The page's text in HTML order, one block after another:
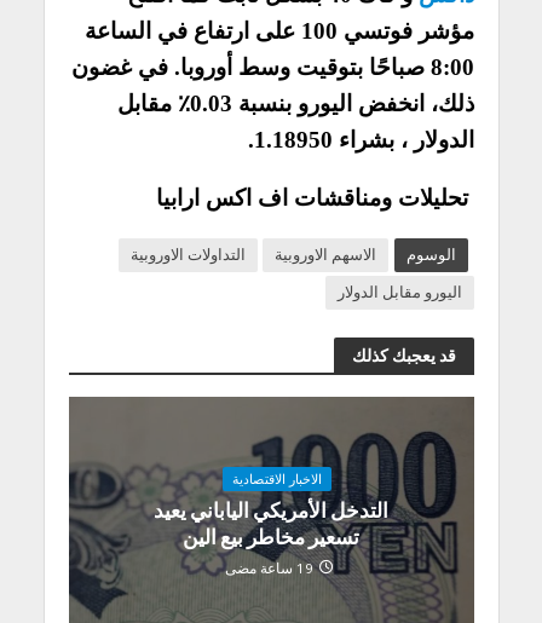
مؤشر فوتسي 100 على ارتفاع في الساعة
8:00 صباحًا بتوقيت وسط أوروبا. في غضون
ذلك، انخفض اليورو بنسبة 0.03٪ مقابل
الدولار ، بشراء 1.18950.
تحليلات ومناقشات اف اكس ارابيا
الوسوم الاسهم الاوروبية
التداولات الاوروبية
اليورو مقابل الدولار
قد يعجبك كذلك
الاخبار الاقتصادية
التدخل الأمريكي الياباني يعيد
تسعير مخاطر بيع الين
19 ساعة مضى